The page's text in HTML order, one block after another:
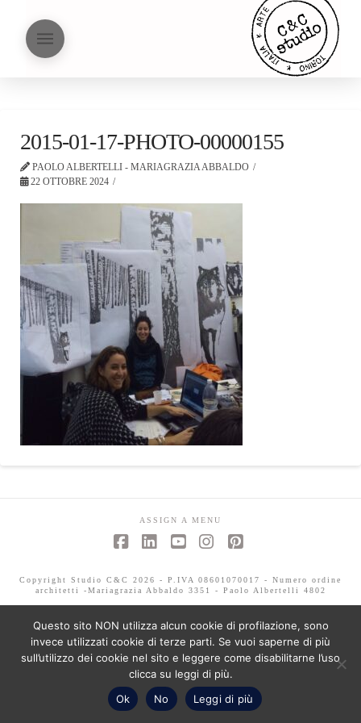
2015-01-17-PHOTO-00000155
PAOLO ALBERTELLI - MARIAGRAZIA ABBALDO
22 OTTOBRE 2024
ASSIGN A MENU
Copyright Studio C&C 2026 - P.IVA 08601070017 - Numero ordine
architetti -Mariagrazia Abbaldo 3351 - Paolo Albertelli 4802
Questo sito NON utilizza alcun cookie di profilazione, sono
invece utilizzati cookie di terze parti. Se vuoi saperne di più
sull’utilizzo dei cookie nel sito e leggere come disabilitarne l’uso
clicca su leggi di più.
Ok
No Leggi di più